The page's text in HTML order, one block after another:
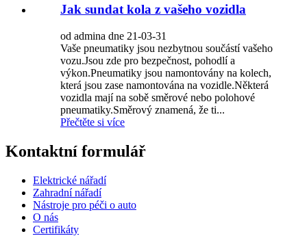
Jak sundat kola z vašeho vozidla
od admina dne 21-03-31
Vaše pneumatiky jsou nezbytnou součástí vašeho
vozu.Jsou zde pro bezpečnost, pohodlí a
výkon.Pneumatiky jsou namontovány na kolech,
která jsou zase namontována na vozidle.Některá
vozidla mají na sobě směrové nebo polohové
pneumatiky.Směrový znamená, že ti...
Přečtěte si více
Kontaktní formulář
Elektrické nářadí
Zahradní nářadí
Nástroje pro péči o auto
O nás
Certifikáty